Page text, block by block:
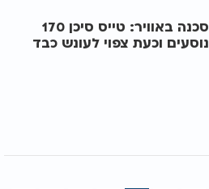
סכנה באוויר: טייס סיכן 170
נוסעים וכעת צפוי לעונש כבד